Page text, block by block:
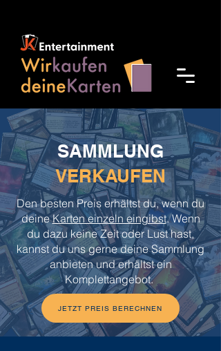
SAMMLUNG
VERKAUFEN
Den besten Preis erhältst du, wenn du
deineKarten einzeln eingibst. Wenn
du dazu keine Zeit oder Lust hast,
kannst du uns gerne deine Sammlung
anbieten und erhältst ein
Komplettangebot.
JETZT PREIS BERECHNEN